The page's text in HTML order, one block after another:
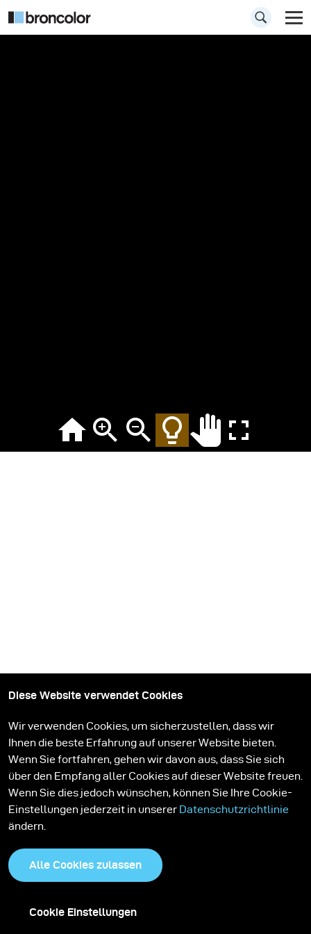
auf dem Laufenden bleiben
unseren Stories inspirieren, erfahren Sie mehr über neue
Beleuchtungssysteme und bleiben Sie informiert.
Abonnieren
Diese Website verwendet Cookies
Wir verwenden Cookies, um sicherzustellen, dass wir
Ihnen die beste Erfahrung auf unserer Website bieten.
Wenn Sie fortfahren, gehen wir davon aus, dass Sie sich
über den Empfang aller Cookies auf dieser Website freuen.
Wenn Sie dies jedoch wünschen, können Sie Ihre Cookie-
Einstellungen jederzeit in unserer Datenschutzrichtlinie
ändern.
Alle Cookies zulassen
Cookie Einstellungen